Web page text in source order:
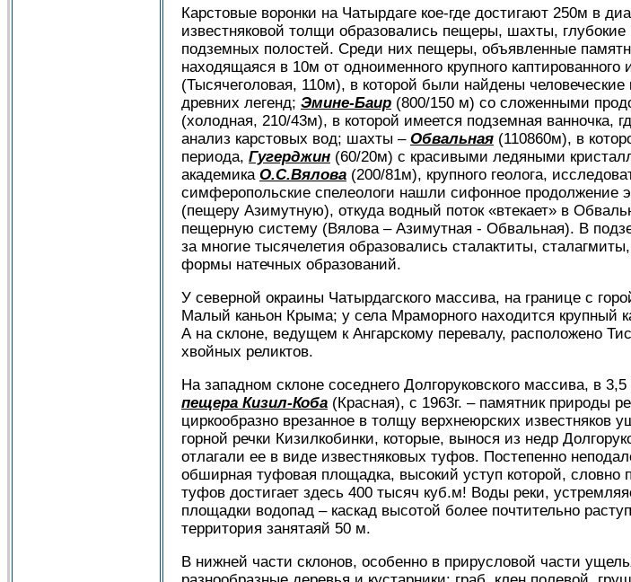
Карстовые воронки на Чатырдаге кое-где достигают 250м в
известняковой толщи образовались пещеры, шахты,
подземных полостей. Среди них пещеры, объявленные
находящаяся в 10м от одноименного крупного каптированного
(Тысячеголовая, 110м), в которой были найдены
древних легенд; Эмине-Баир (800/150 м) со сложенными
(холодная, 210/43м), в которой имеется подземная ванночка,
анализ карстовых вод; шахты – Обвальная (110860м), в
периода, Гугерджин (60/20м) с красивыми ледяными
академика О.С.Вялова (200/81м), крупного геолога,
симферопольские спелеологи нашли сифонное продолжение
(пещеру Азимутную), откуда водный поток «втекает» в
пещерную систему (Вялова – Азимутная - Обвальная). В
за многие тысячелетия образовались сталактиты,
формы натечных образований.
У северной окраины Чатырдагского массива, на границе с
Малый каньон Крыма; у села Мраморного находится крупный
А на склоне, ведущем к Ангарскому перевалу, расположено
хвойных реликтов.
На западном склоне соседнего Долгоруковского массива, в
пещера Кизил-Коба (Красная), с 1963г. – памятник природы
циркообразно врезанное в толщу верхнеюрских
горной речки Кизилкобинки, которые, вынося из недр
отлагали ее в виде известняковых туфов. Постепенно
обширная туфовая площадка, высокий уступ которой, словно
туфов достигает здесь 400 тысяч куб.м! Воды реки,
площадки водопад – каскад высотой более почтительно
территория занятаяй 50 м.
В нижней части склонов, особенно в прирусловой части